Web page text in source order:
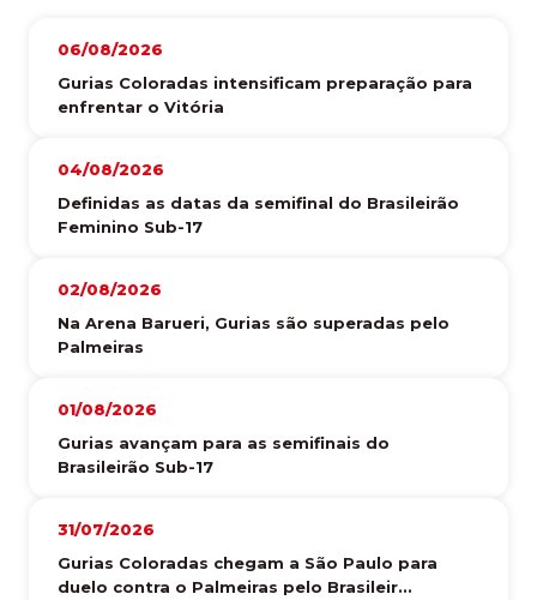
06/08/2026
Gurias Coloradas intensificam preparação para
enfrentar o Vitória
04/08/2026
Definidas as datas da semifinal do Brasileirão
Feminino Sub-17
02/08/2026
Na Arena Barueri, Gurias são superadas pelo
Palmeiras
01/08/2026
Gurias avançam para as semifinais do
Brasileirão Sub-17
31/07/2026
Gurias Coloradas chegam a São Paulo para
duelo contra o Palmeiras pelo Brasileir...